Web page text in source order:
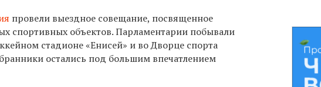
провели выездное совещание, посвященное
спортивных объектов. Парламентарии побывали
стадионе «Енисей» и во Дворце спорта
остались под большим впечатлением